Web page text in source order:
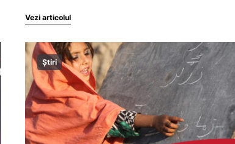
Vezi articolul
Știri